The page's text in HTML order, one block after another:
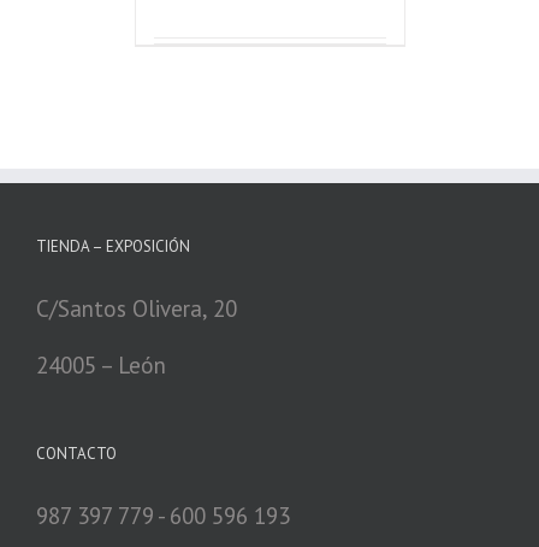
TIENDA – EXPOSICIÓN
C/Santos Olivera, 20
24005 – León
CONTACTO
987 397 779 - 600 596 193